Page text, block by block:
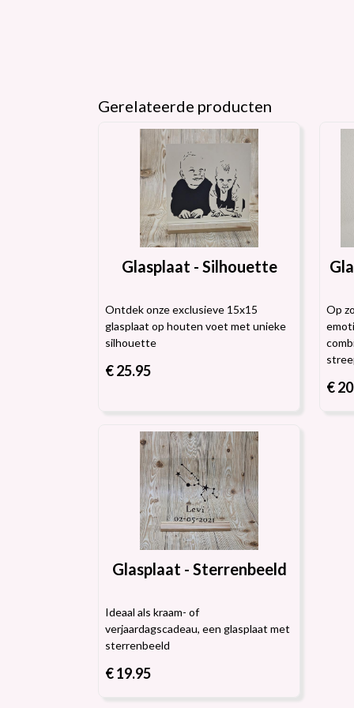
Gerelateerde producten
Glasplaat - Silhouette
Ontdek onze exclusieve 15x15
glasplaat op houten voet met unieke
silhouette
€ 25.95
Op
€
Glasplaat - Sterrenbeeld
Ideaal als kraam- of
verjaardagscadeau, een glasplaat met
sterrenbeeld
€ 19.95